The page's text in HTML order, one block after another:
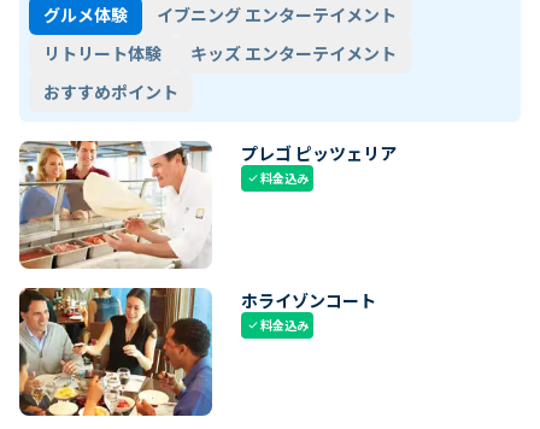
グルメ体験
イブニング エンターテイメント
リトリート体験
キッズ エンターテイメント
おすすめポイント
プレゴ ピッツェリア
check料金込み
ホライゾンコート
check料金込み